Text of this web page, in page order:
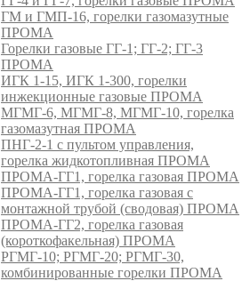
ГМ и ГМП-16, горелки газомазутные
ПРОМА
Горелки газовые ГГ-1; ГГ-2; ГГ-3
ПРОМА
ИГК 1-15, ИГК 1-300, горелки
инжекционные газовые ПРОМА
МГМГ-6, МГМГ-8, МГМГ-10, горелка
газомазутная ПРОМА
ПНГ-2-1 с пультом управления,
горелка жидкотопливная ПРОМА
ПРОМА-ГГ1, горелка газовая ПРОМА
ПРОМА-ГГ1, горелка газовая с
монтажной трубой (сводовая) ПРОМА
ПРОМА-ГГ2, горелка газовая
(короткофакельная) ПРОМА
РГМГ-10; РГМГ-20; РГМГ-30,
комбинированные горелки ПРОМА